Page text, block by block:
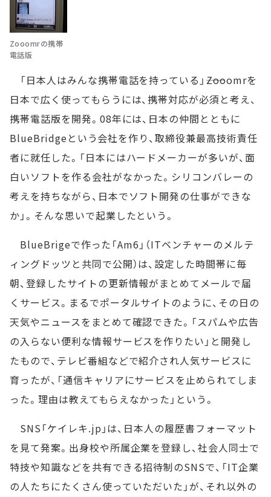
Zooomrの携帯
電話版
「日本人はみんな携帯電話を持っている」――Zooomrを
日本で広く使ってもらうには、携帯対応が必須と考え、
携帯電話版を開発。08年には、日本の仲間とともに
BlueBridgeという会社を作り、取締役兼最高技術責任
者に就任した。「日本にはハードメーカーが多いが、面
白いソフトを作る会社がなかった。シリコンバレーの
考えを持ちながら、日本でソフト開発の仕事ができな
か」。そんな思いで起業したという。
BlueBrigeで作った「Am6」（ITベンチャーのメルテ
ィングドッツと共同で公開）は、設定した時間帯に毎
朝、登録したサイトの更新情報がまとめてメールで届
くサービス。まるでポータルサイトのように、その日の
天気やニュースをまとめて確認できた。「スパムや広告
の入らない便利な情報サービスを作りたい」と開発し
たもので、テレビ番組などで紹介され人気サービスに
育ったが、「通信キャリアにサービスを止められてしま
った。理由は教えてもらえなかった」という。
SNS「ケイレキ.jp」は、日本人の履歴書フォーマット
を見て発案。出身校や所属企業を登録し、社会人同士で
特技や知識などを共有できる招待制のSNSで、「IT企業
の人たちにたくさん使っていただいた」が、それ以外の